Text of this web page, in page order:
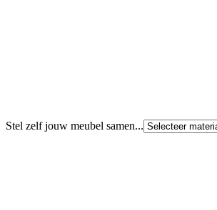
Stel zelf jouw meubel samen...